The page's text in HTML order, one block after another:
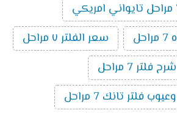
سعر الفلتر ٧ مراحل
شرح فلتر 7 مراحل
فلتر تانك 7 مراحل